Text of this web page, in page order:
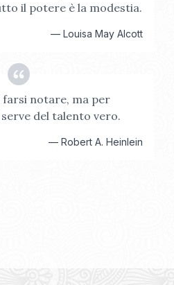
il potere è la modestia.
— Louisa May Alcott
notare, ma per
del talento vero.
— Robert A. Heinlein